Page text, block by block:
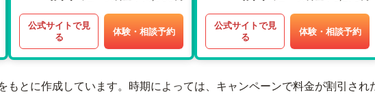
公式サイトで見
る
体験・相談予約
公式サイトで見
る
体験・相談予約
もとに作成しています。時期によっては、キャンペーンで料金が割引され